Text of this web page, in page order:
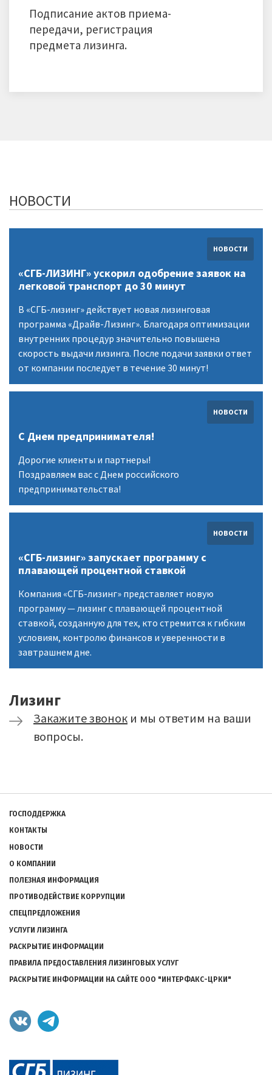
Подписание актов приема-
передачи, регистрация
предмета лизинга.
НОВОСТИ
НОВОСТИ
«СГБ-ЛИЗИНГ» ускорил одобрение заявок на
легковой транспорт до 30 минут
В «СГБ-лизинг» действует новая лизинговая
программа «Драйв-Лизинг». Благодаря оптимизации
внутренних процедур значительно повышена
скорость выдачи лизинга. После подачи заявки ответ
от компании последует в течение 30 минут!
НОВОСТИ
С Днем предпринимателя!
Дорогие клиенты и партнеры!
Поздравляем вас с Днем российского
предпринимательства!
НОВОСТИ
«СГБ-лизинг» запускает программу с
плавающей процентной ставкой
Компания «СГБ-лизинг» представляет новую
программу — лизинг с плавающей процентной
ставкой, созданную для тех, кто стремится к гибким
условиям, контролю финансов и уверенности в
завтрашнем дне.
Лизинг
Закажите звонок и мы ответим на ваши
вопросы.
Подвал
ГОСПОДДЕРЖКА
КОНТАКТЫ
НОВОСТИ
О КОМПАНИИ
ПОЛЕЗНАЯ ИНФОРМАЦИЯ
ПРОТИВОДЕЙСТВИЕ КОРРУПЦИИ
СПЕЦПРЕДЛОЖЕНИЯ
УСЛУГИ ЛИЗИНГА
РАСКРЫТИЕ ИНФОРМАЦИИ
ПРАВИЛА ПРЕДОСТАВЛЕНИЯ ЛИЗИНГОВЫХ УСЛУГ
РАСКРЫТИЕ ИНФОРМАЦИИ НА САЙТЕ ООО "ИНТЕРФАКС-ЦРКИ"